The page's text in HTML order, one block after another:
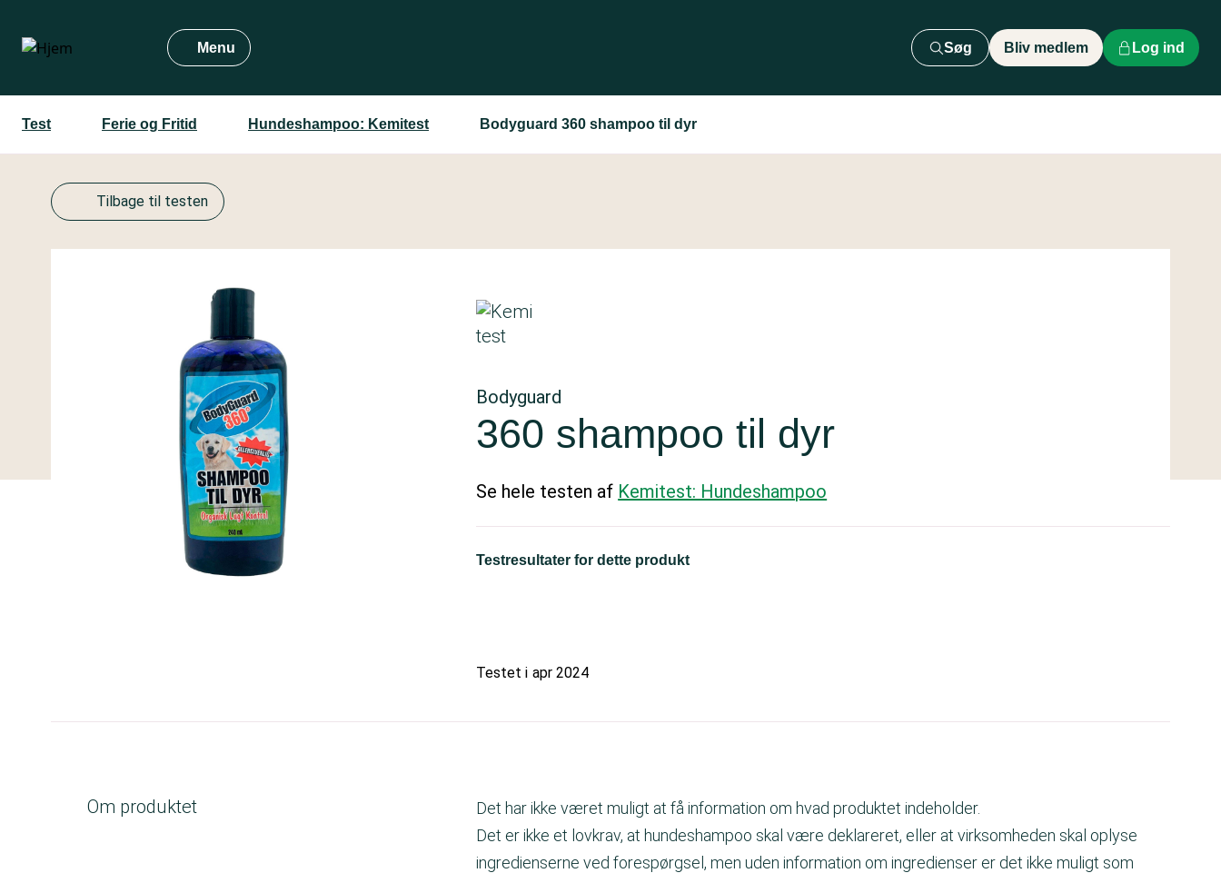
hovedindhold
Menu Søg Bliv medlem Log ind
Test Ferie og Fritid Hundeshampoo: Kemitest Bodyguard 360 shampoo til dyr
Tilbage til testen
Bodyguard
360 shampoo til dyr
Se hele testen af Kemitest: Hundeshampoo
Testresultater for dette produkt
Testet i apr 2024
Om produktet
Det har ikke været muligt at få information om hvad produktet indeholder.
Det er ikke et lovkrav, at hundeshampoo skal være deklareret, eller at virksomheden skal oplyse
ingredienserne ved forespørgsel, men uden information om ingredienser er det ikke muligt som